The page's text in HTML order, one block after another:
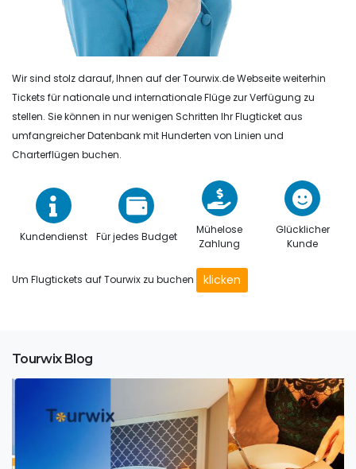
Wir sind stolz darauf, Ihnen auf der Tourwix.de Webseite weiterhin
Tickets für nationale und internationale Flüge zur Verfügung zu
stellen. Sie können in nur wenigen Schritten Ihr Flugticket aus
umfangreicher Datenbank mit Hunderten von Linien und
Charterflügen buchen.
Kundendienst Für jedes Budget
Mühelose
Zahlung
Glücklicher
Kunde
Um Flugtickets auf Tourwix zu buchen klicken
Tourwix Blog
Tourwix Travel: Ihr Reisepartner für unvergessliche
Urlaubserlebnisse
Inmitten der atemberaubenden Küstenlandschaft der
türkischen Riviera e...